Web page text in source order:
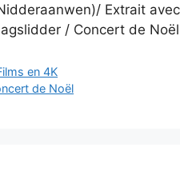
Extrait
/ Concert de
en 4K
de Noël